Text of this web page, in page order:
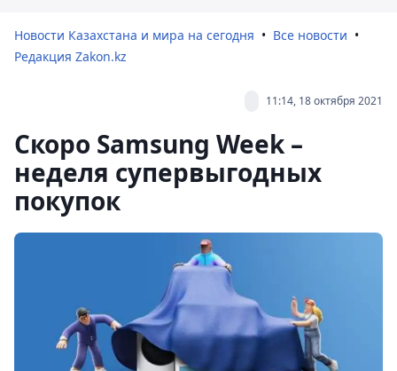
Новости Казахстана и мира на сегодня
Все новости
Редакция Zakon.kz
11:14, 18 октября 2021
Скоро Samsung Week –
неделя супервыгодных
покупок